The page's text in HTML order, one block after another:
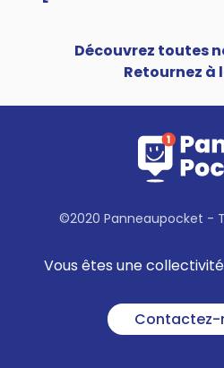
Découvrez toutes
Retournez à
©2020 Panneaupocket -
Vous êtes une
Contactez-